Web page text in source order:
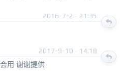
2016-7-2 · 21:35
2017-9-10 · 14:18
用 谢谢提供